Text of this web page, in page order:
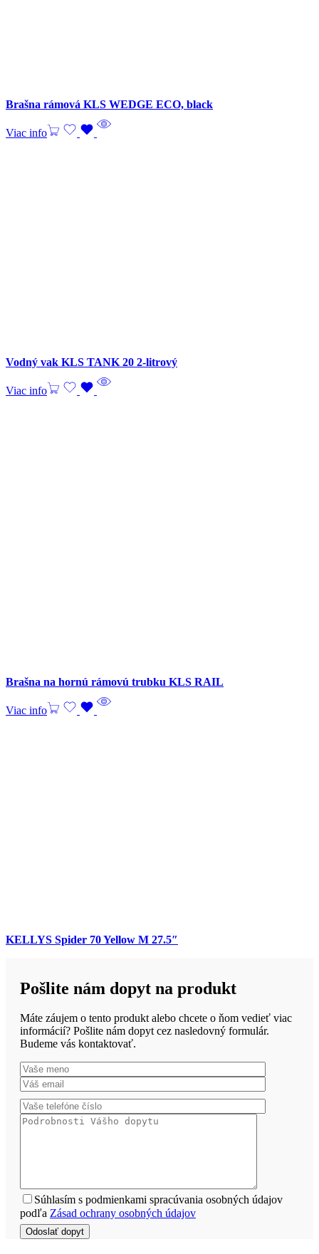
Brašna rámová KLS WEDGE ECO, black
Viac info
Vodný vak KLS TANK 20 2-litrový
Viac info
Brašna na hornú rámovú trubku KLS RAIL
Viac info
KELLYS Spider 70 Yellow M 27.5″
Pošlite nám dopyt na produkt
Máte záujem o tento produkt alebo chcete o ňom vedieť viac
informácií? Pošlite nám dopyt cez nasledovný formulár.
Budeme vás kontaktovať.
Súhlasím s podmienkami spracúvania osobných údajov
podľa Zásad ochrany osobných údajov